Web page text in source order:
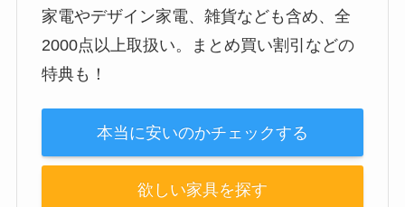
家電やデザイン家電、雑貨なども含め、全
2000点以上取扱い。まとめ買い割引などの
特典も！
本当に安いのかチェックする
欲しい家具を探す